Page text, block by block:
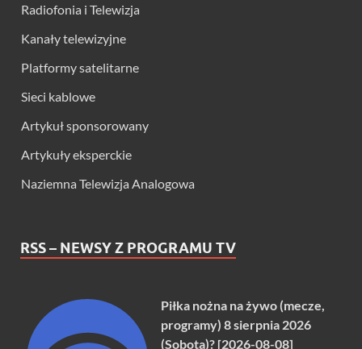
Radiofonia i Telewizja
Kanały telewizyjne
Platformy satelitarne
Sieci kablowe
Artykuł sponsorowany
Artykuły eksperckie
Naziemna Telewizja Analogowa
RSS – NEWSY Z PROGRAMU TV
Piłka nożna na żywo (mecze,
programy) 8 sierpnia 2026
(Sobota)? [2026-08-08]